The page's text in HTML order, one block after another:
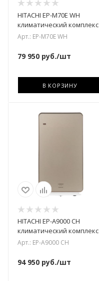
HITACHI EP-M70E WH
климатический комплекс
Арт.: EP-M70E WH
79 950 руб./шт
В КОРЗИНУ
HITACHI EP-A9000 CH
климатический комплекс
Арт.: EP-A9000 CH
94 950 руб./шт